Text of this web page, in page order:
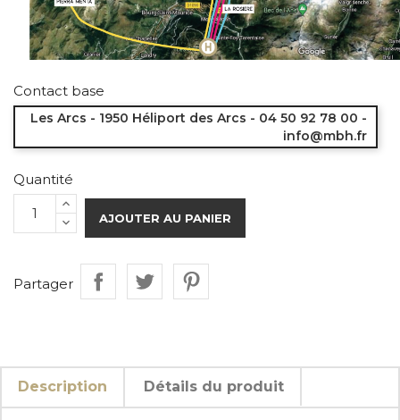
Contact base
Les Arcs - 1950 Héliport des Arcs - 04 50 92 78 00 -
info@mbh.fr
Quantité
AJOUTER AU PANIER
Partager
Description Détails du produit